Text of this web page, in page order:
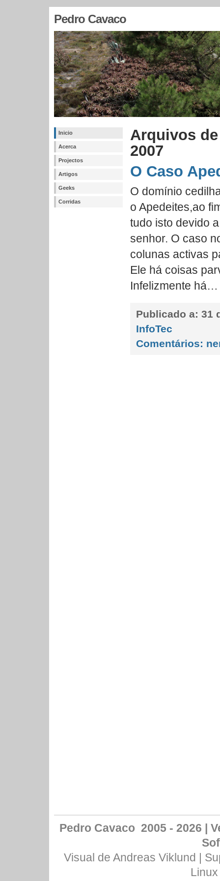
Pedro Cavaco
Inicio
Acerca
Projectos
Artigos
Geeks
Corridas
Arquivos
2007
O Caso
O domínio
o Apedeites,ao
tudo isto devido
senhor. O caso
colunas activas
Ele há coisas
Infelizmente há…
Publicado a: 31
InfoTec
Comentários:
Pedro Cavaco 2005 - 2026 |
Visual de Andreas Viklund |
Linux